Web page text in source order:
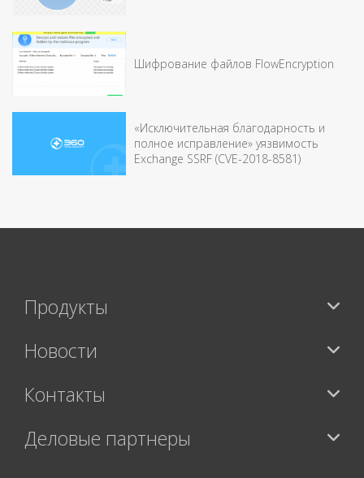
Шифрование файлов FlowEncryption
«Исключительная благодарность и
полное исправление» уязвимость
Exchange SSRF (CVE-2018-8581)
Продукты
Новости
Контакты
Деловые партнеры